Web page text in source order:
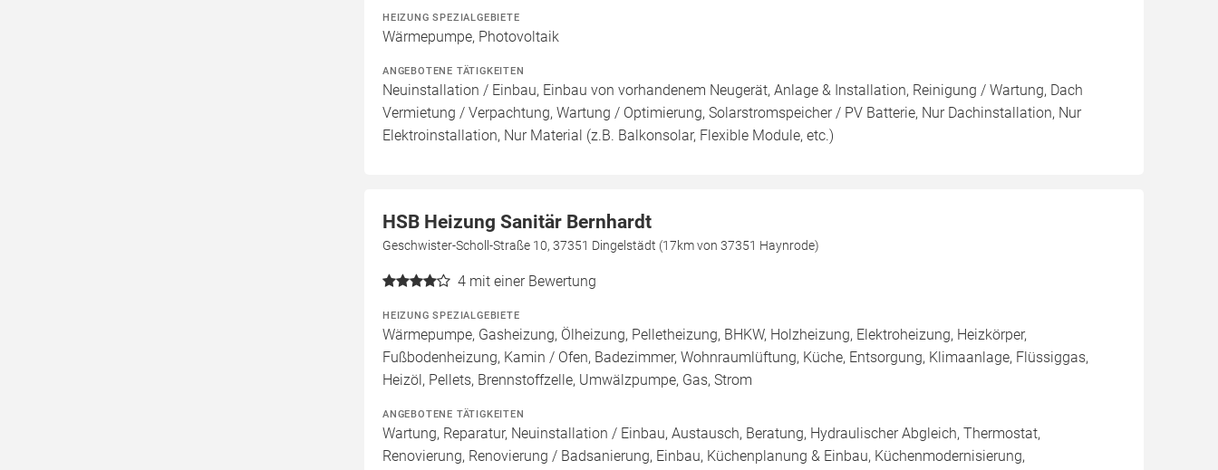
HEIZUNG SPEZIALGEBIETE
Wärmepumpe, Photovoltaik
ANGEBOTENE TÄTIGKEITEN
Neuinstallation / Einbau, Einbau von vorhandenem Neugerät, Anlage & Installation, Reinigung / Wartung, Dach
Vermietung / Verpachtung, Wartung / Optimierung, Solarstromspeicher / PV Batterie, Nur Dachinstallation, Nur
Elektroinstallation, Nur Material (z.B. Balkonsolar, Flexible Module, etc.)
HSB Heizung Sanitär Bernhardt
Geschwister-Scholl-Straße 10, 37351 Dingelstädt (17km von 37351 Haynrode)
4 mit einer Bewertung
HEIZUNG SPEZIALGEBIETE
Wärmepumpe, Gasheizung, Ölheizung, Pelletheizung, BHKW, Holzheizung, Elektroheizung, Heizkörper,
Fußbodenheizung, Kamin / Ofen, Badezimmer, Wohnraumlüftung, Küche, Entsorgung, Klimaanlage, Flüssiggas,
Heizöl, Pellets, Brennstoffzelle, Umwälzpumpe, Gas, Strom
ANGEBOTENE TÄTIGKEITEN
Wartung, Reparatur, Neuinstallation / Einbau, Austausch, Beratung, Hydraulischer Abgleich, Thermostat,
Renovierung, Renovierung / Badsanierung, Einbau, Küchenplanung & Einbau, Küchenmodernisierung,